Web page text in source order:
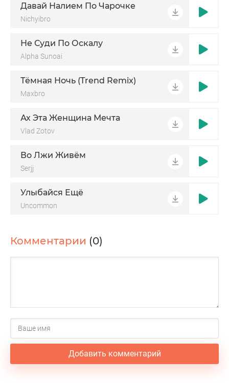
Давай Налием По Чарочке
Nichyibro
Не Суди По Оскалу
Alpha Sunoai
Тёмная Ночь (Trend Remix)
Maxbro
Ах Эта Женщина Мечта
Vlad Zotov
Во Лжи Живём
Serjj
Улыбайся Ещё
Uncommon
Комментарии (0)
Добавить комментарий